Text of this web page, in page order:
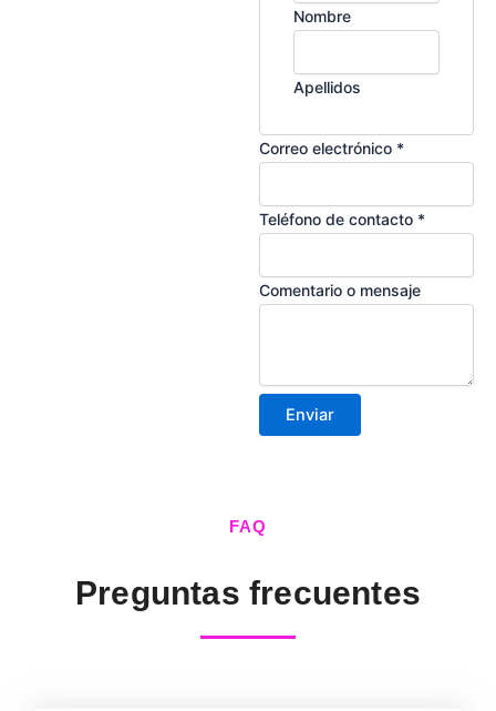
Nombre
Apellidos
contacto
Teléfono
Correo electrónico *
Teléfono de contacto *
Comentario o mensaje
Enviar
FAQ
Preguntas frecuentes